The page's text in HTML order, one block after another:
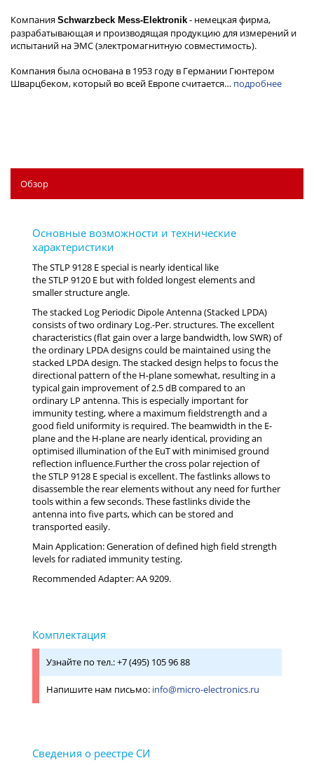
Компания Schwarzbeck Mess-Elektronik - немецкая фирма,
разрабатывающая и производящая продукцию для измерений и
испытаний на ЭМС (электромагнитную совместимость).
Компания была основана в 1953 году в Германии Гюнтером
Шварцбеком, который во всей Европе считается… подробнее
Обзор
The STLP 9128 E special is nearly identical like
the STLP 9120 E but with folded longest elements and
smaller structure angle.
The stacked Log Periodic Dipole Antenna (Stacked LPDA)
consists of two ordinary Log.-Per. structures. The excellent
characteristics (flat gain over a large bandwidth, low SWR) of
the ordinary LPDA designs could be maintained using the
stacked LPDA design. The stacked design helps to focus the
directional pattern of the H-plane somewhat, resulting in a
typical gain improvement of 2.5 dB compared to an
ordinary LP antenna. This is especially important for
immunity testing, where a maximum fieldstrength and a
good field uniformity is required. The beamwidth in the E-
plane and the H-plane are nearly identical, providing an
optimised illumination of the EuT with minimised ground
reflection influence.Further the cross polar rejection of
the STLP 9128 E special is excellent. The fastlinks allows to
disassemble the rear elements without any need for further
tools within a few seconds. These fastlinks divide the
antenna into five parts, which can be stored and
transported easily.
Main Application: Generation of defined high field strength
levels for radiated immunity testing.
Recommended Adapter: AA 9209.
Узнайте по тел.: +7 (495) 105 96 88
Напишите нам письмо: info@micro-electronics.ru